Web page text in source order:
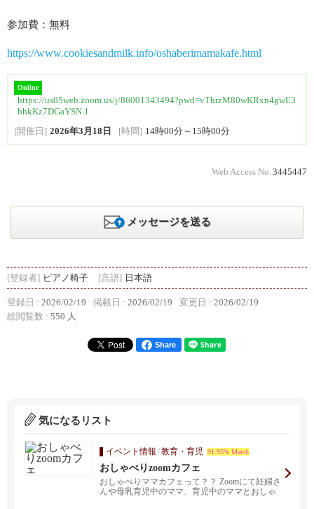
参加費：無料
https://www.cookiesandmilk.info/oshaberimamakafe.html
Online
https://us05web.zoom.us/j/86001343494?pwd=vThrzM80wKRxn4gwE3
bhkKz7DGaYSN.1
[開催日] 2026年3月18日 [時間] 14時00分～15時00分
Web Access No. 3445447
メッセージを送る
[登録者] ピアノ椅子 [言語] 日本語
登録日 : 2026/02/19 掲載日 : 2026/02/19 変更日 : 2026/02/19
総閲覧数 : 550 人
Share
気になるリスト
イベント情報 /教育・育児 91.95% Match
おしゃべりzoomカフェ
おしゃべりママカフェって？？ Zoomにて妊婦さ
んや母乳育児中のママ、育児中のママとおしゃ